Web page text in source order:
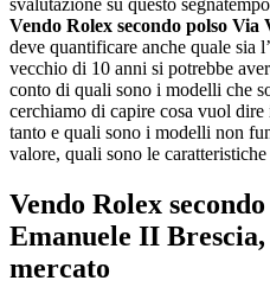
Vendo Rolex secondo polso
deve quantificare anche quale sia
vecchio di 10 anni si potrebbe
conto di quali sono i modelli che
cerchiamo di capire cosa vuol
tanto e quali sono i modelli non
valore, quali sono le
Vendo Rolex
Emanuele II Brescia
mercato